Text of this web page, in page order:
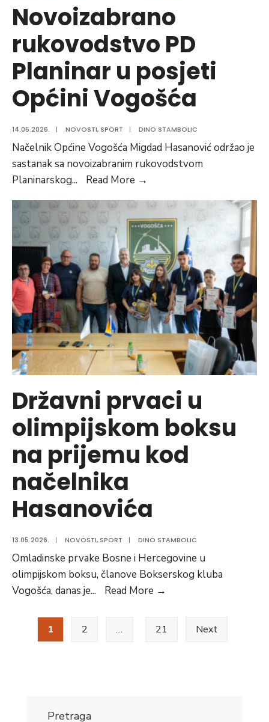
Novoizabrano
rukovodstvo PD
Planinar u posjeti
Općini Vogošća
14.05.2026. | NOVOSTI, SPORT | DINO STAMBOLIC
Načelnik Općine Vogošća Migdad Hasanović održao je
sastanak sa novoizabranim rukovodstvom
Planinarskog... Read More →
Planinar
u
posjeti
Općini
Vogošća
Državni prvaci u
olimpijskom boksu
na prijemu kod
načelnika
Hasanovića
13.05.2026. | NOVOSTI, SPORT | DINO STAMBOLIC
Omladinske prvake Bosne i Hercegovine u
olimpijskom boksu, članove Bokserskog kluba
Vogošća, danas je... Read More →
Posts
pagination
1 2 … 21 Next
Pretraga